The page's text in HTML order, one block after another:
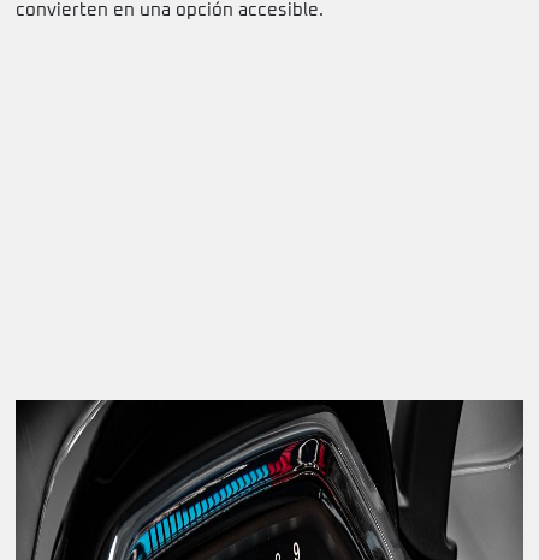
convierten en una opción accesible.